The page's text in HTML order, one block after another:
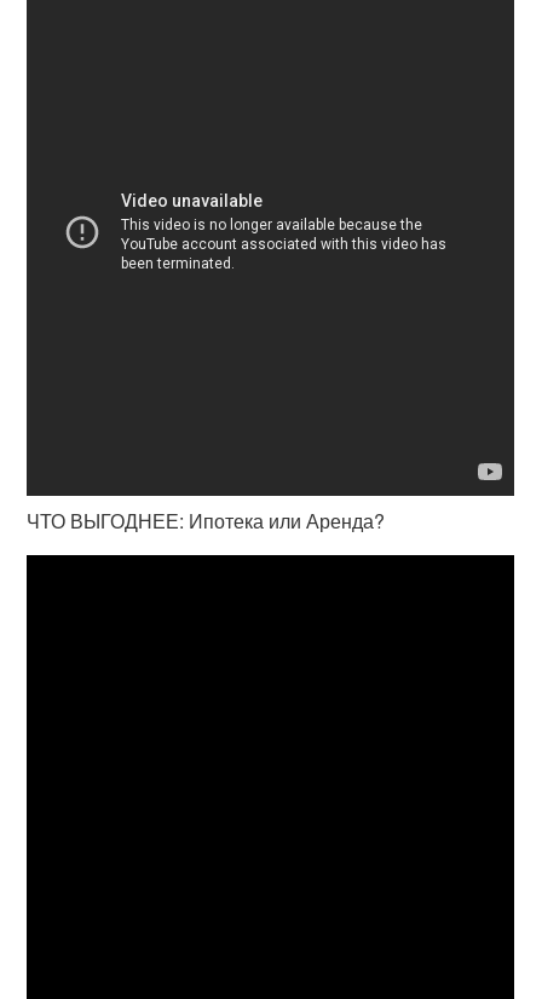
ЧТО ВЫГОДНЕЕ: Ипотека или Аренда?